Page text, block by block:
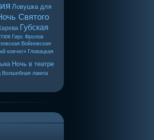
Ловушка для
Святого
Губская
Гирс Фролов
Войновская
ковчег» Гловацкая
Ночь в театре
Волшебная лампа